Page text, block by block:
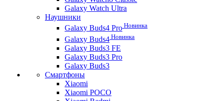
Galaxy Watch Ultra
Наушники
Galaxy Buds4 Pro Новинка
Galaxy Buds4 Новинка
Galaxy Buds3 FE
Galaxy Buds3 Pro
Galaxy Buds3
Смартфоны
Xiaomi
Xiaomi POCO